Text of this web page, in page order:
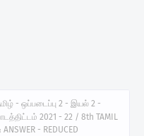
- ஒப்படைப்பு 2 - இயல் 2 -
2021 - 22 / 8th TAMIL
- REDUCED